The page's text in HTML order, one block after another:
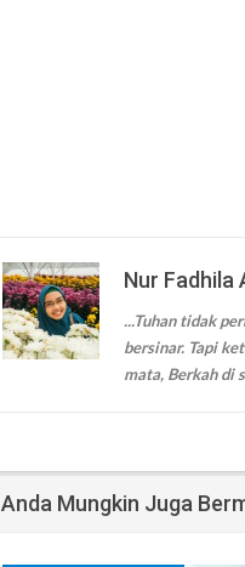
Nur Fadhila
...Tuhan tidak
bersinar. Tapi
mata, Berkah di
Anda Mungkin Juga